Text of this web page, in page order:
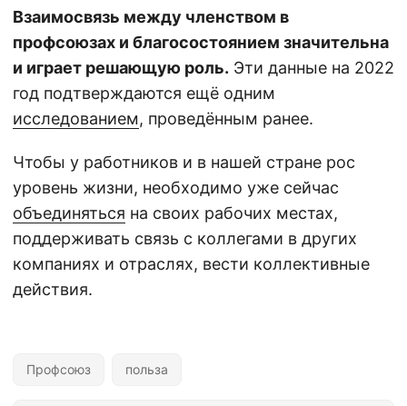
Взаимосвязь между членством в
профсоюзах и благосостоянием значительна
и играет решающую роль. Эти данные на 2022
год подтверждаются ещё одним
исследованием, проведённым ранее.
Чтобы у работников и в нашей стране рос
уровень жизни, необходимо уже сейчас
объединяться на своих рабочих местах,
поддерживать связь с коллегами в других
компаниях и отраслях, вести коллективные
действия.
Профсоюз польза